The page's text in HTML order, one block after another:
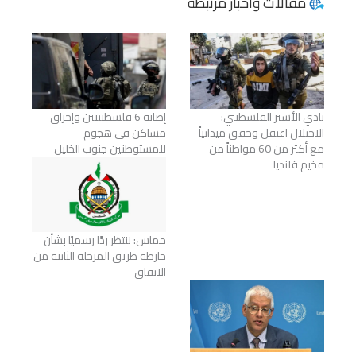
نادي الأسير الفلسطيني:
الاحتلال اعتقل وحقق ميدانياً
مع أكثر من 60 مواطناً من
مخيم قلنديا
إصابة 6 فلسطينيين وإحراق
مساكن في هجوم
للمستوطنين جنوب الخليل
حماس: ننتظر ردًا رسميًا بشأن
خارطة طريق المرحلة الثانية من
الاتفاق